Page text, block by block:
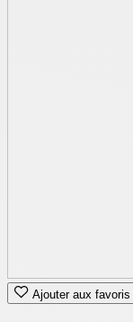
Ajouter aux favoris